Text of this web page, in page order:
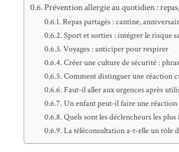
Prévention allergie au quotidien :
Repas partagés : cantine,
Sport et sorties : intégrer le risque
Voyages : anticiper pour respirer
Créer une culture de sécurité :
Comment distinguer une réaction
Faut-il aller aux urgences après
Un enfant peut-il faire une réaction
Quels sont les déclencheurs les plus
La téléconsultation a-t-elle un rôle